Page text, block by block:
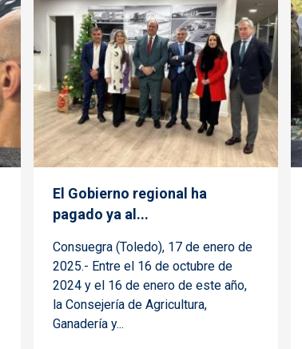
El Gobierno regional ha
pagado ya al...
Consuegra (Toledo), 17 de enero de
2025.- Entre el 16 de octubre de
2024 y el 16 de enero de este año,
la Consejería de Agricultura,
Ganadería y...